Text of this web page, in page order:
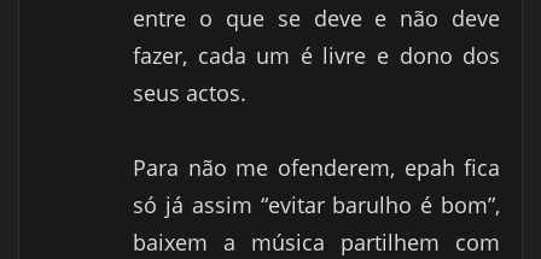
entre o que se deve e não deve
fazer, cada um é livre e dono dos
seus actos.
Para não me ofenderem, epah fica
só já assim “evitar barulho é bom”,
baixem a música partilhem com